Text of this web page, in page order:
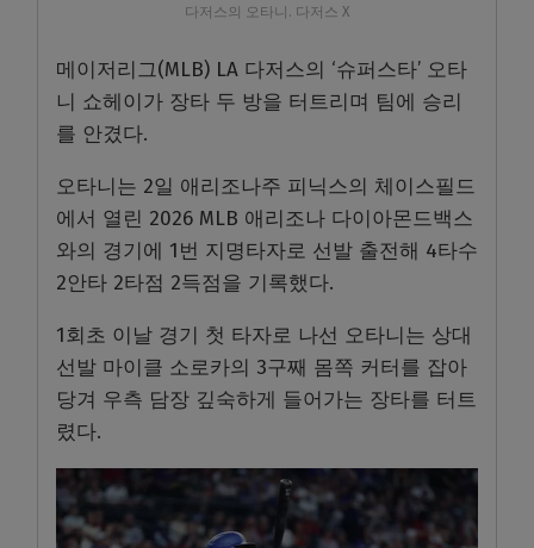
다저스의 오타니. 다저스 X
메이저리그(MLB) LA 다저스의 ‘슈퍼스타’ 오타
니 쇼헤이가 장타 두 방을 터트리며 팀에 승리
를 안겼다.
오타니는 2일 애리조나주 피닉스의 체이스필드
에서 열린 2026 MLB 애리조나 다이아몬드백스
와의 경기에 1번 지명타자로 선발 출전해 4타수
2안타 2타점 2득점을 기록했다.
1회초 이날 경기 첫 타자로 나선 오타니는 상대
선발 마이클 소로카의 3구째 몸쪽 커터를 잡아
당겨 우측 담장 깊숙하게 들어가는 장타를 터트
렸다.